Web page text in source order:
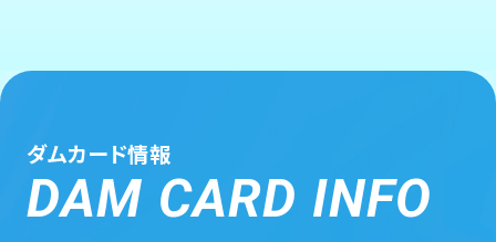
ダムカード情報
DAM CARD INFO